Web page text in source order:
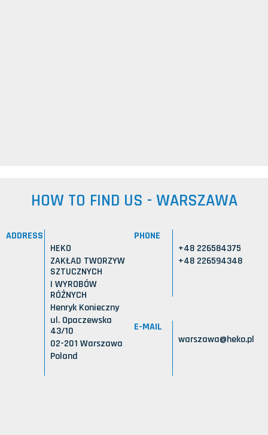
HOW TO FIND US - WARSZAWA
ADDRESS
HEKO
ZAKŁAD TWORZYW
SZTUCZNYCH
I WYROBÓW
RÓŻNYCH
Henryk Konieczny
ul. Opaczewska
43/10
02-201 Warszawa
Poland
PHONE
+48 226584375
+48 226594348
E-MAIL
warszawa@heko.pl